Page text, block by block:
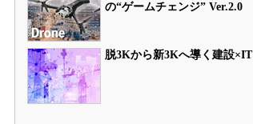
の“ゲームチェンジ” Ver.2.0
脱3Kから新3Kへ導く建設×IT